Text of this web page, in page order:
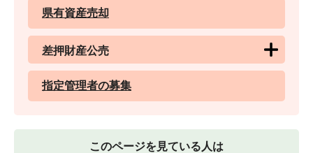
県有資産売却
差押財産公売
指定管理者の募集
このページを見ている人は